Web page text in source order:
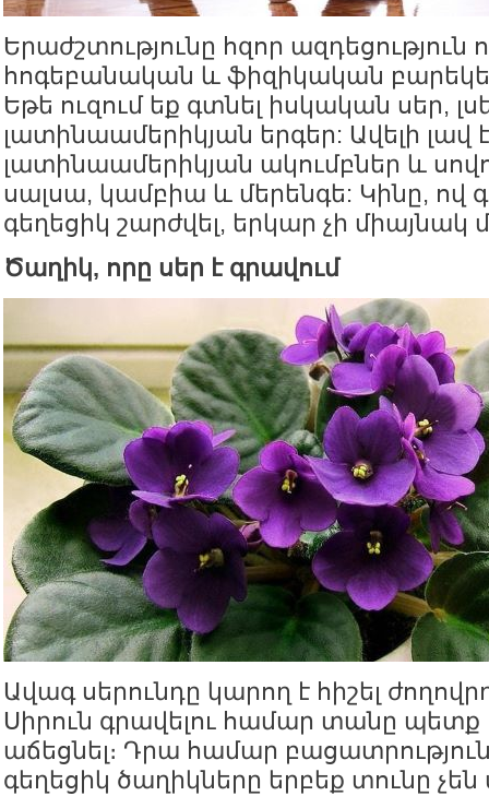
Երաժշտությունը հզոր ազդեցություն
հոգեբանական և ֆիզիկական
Եթե ուզում եք գտնել իսկական սեր,
լատինաամերիկյան երգեր: Ավելի լավ
լատինաամերիկյան ակումբներ և
սալսա, կամբիա և մերենգե: Կինը, ով
գեղեցիկ շարժվել, երկար չի միայնակ
Ծաղիկ, որը սեր է գրավում
Ավագ սերունդը կարող է հիշել
Սիրուն գրավելու համար տանը պետք
աճեցնել։ Դրա համար
գեղեցիկ ծաղիկները երբեք տունը չեն